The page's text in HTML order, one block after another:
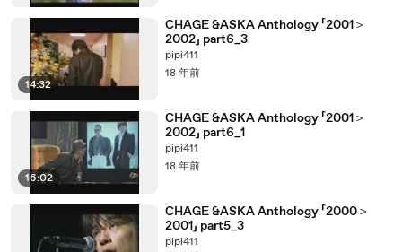
14:32
CHAGE &ASKA Anthology 「2001＞
2002」 part6_3
pipi411
18 年前
16:02
CHAGE &ASKA Anthology 「2001＞
2002」 part6_1
pipi411
18 年前
CHAGE &ASKA Anthology 「2000＞
2001」 part5_3
pipi411